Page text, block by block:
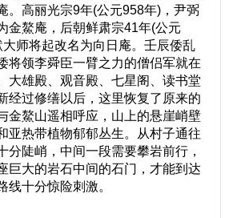
。高丽光宗9年(公元958年)，尹弼
金鰲庵，后朝鲜肃宗41年(公元
师将起改名为向日庵。壬辰倭乱
将领李舜臣一臂之力的僧侣军就在
大雄殿、观音殿、七星阁、读书堂
经过修缮以后，这里恢复了原来的
金鰲山遥相呼应，山上的悬崖峭壁
亚热带植物郁郁丛生。从村子通往
分陡峭，中间一段需要攀岩前行，
巨大的岩石中间的石门，才能到达
线十分惊险刺激。